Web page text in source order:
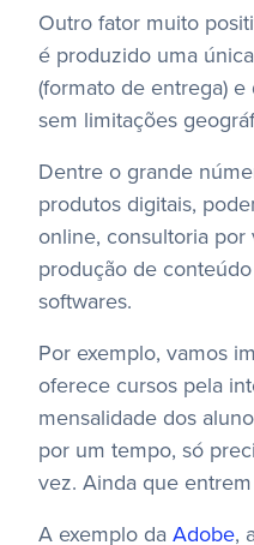
Outro fator muito
é produzido uma
(formato de entrega)
sem limitações
Dentre o grande
produtos digitais,
online, consultoria
produção de
softwares.
Por exemplo, vamos
oferece cursos pela
mensalidade dos
por um tempo, só
vez. Ainda que
A exemplo da Adobe,